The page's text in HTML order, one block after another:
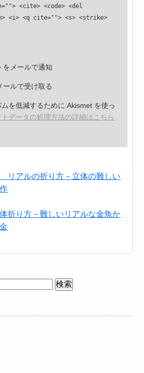
<cite> <code> <del
<i> <q cite=""> <s> <strike>
をメールで通知
ールで受け取る
を低減するために Akismet を使っ
トデータの処理方法の詳細はこちら
アルの折り方－立体の難しい
り方－難しいリアルな金魚か